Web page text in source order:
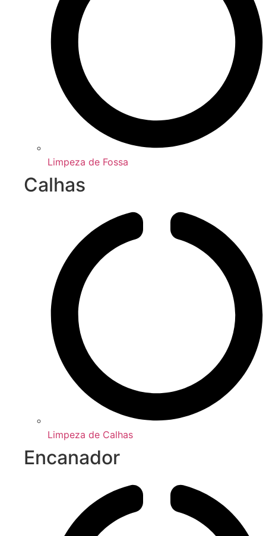
Limpeza de Fossa
Calhas
Limpeza de Calhas
Encanador